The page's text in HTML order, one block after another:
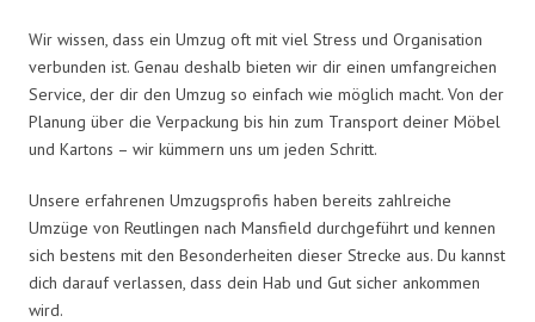
Wir wissen, dass ein Umzug oft mit viel Stress und Organisation
verbunden ist. Genau deshalb bieten wir dir einen umfangreichen
Service, der dir den Umzug so einfach wie möglich macht. Von der
Planung über die Verpackung bis hin zum Transport deiner Möbel
und Kartons – wir kümmern uns um jeden Schritt.
Unsere erfahrenen Umzugsprofis haben bereits zahlreiche
Umzüge von Reutlingen nach Mansfield durchgeführt und kennen
sich bestens mit den Besonderheiten dieser Strecke aus. Du kannst
dich darauf verlassen, dass dein Hab und Gut sicher ankommen
wird.